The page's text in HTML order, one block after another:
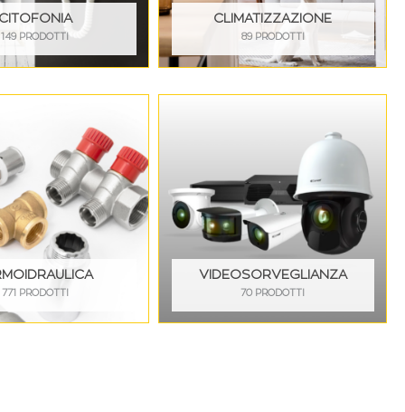
CITOFONIA
149 PRODOTTI
CLIMATIZZAZIONE
89 PRODOTTI
771 PRODOTTI
VIDEOSORVEGLIANZA
70 PRODOTTI